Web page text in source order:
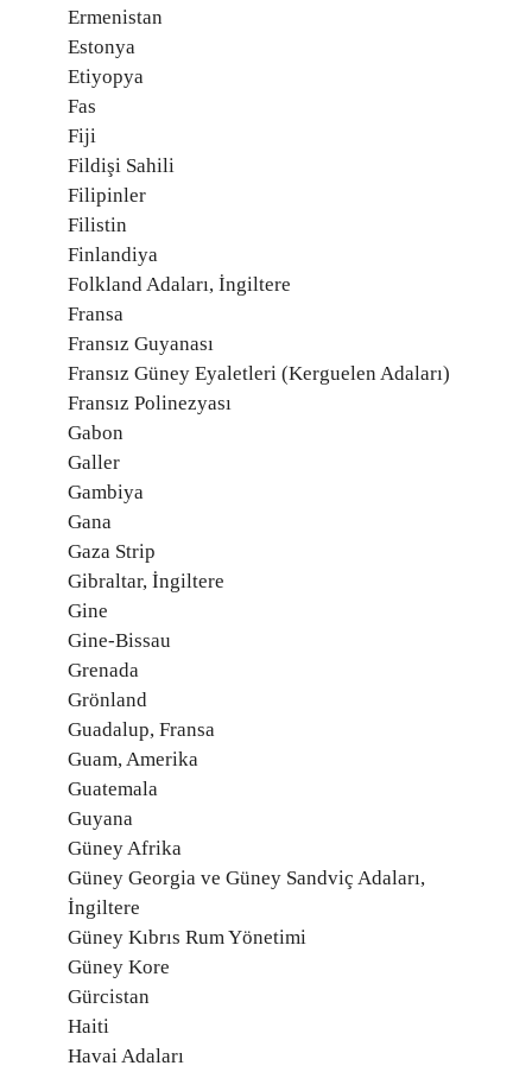
Ermenistan
Estonya
Etiyopya
Fas
Fiji
Fildişi Sahili
Filipinler
Filistin
Finlandiya
Folkland Adaları, İngiltere
Fransa
Fransız Guyanası
Fransız Güney Eyaletleri (Kerguelen Adaları)
Fransız Polinezyası
Gabon
Galler
Gambiya
Gana
Gaza Strip
Gibraltar, İngiltere
Gine
Gine-Bissau
Grenada
Grönland
Guadalup, Fransa
Guam, Amerika
Guatemala
Guyana
Güney Afrika
Güney Georgia ve Güney Sandviç Adaları,
İngiltere
Güney Kıbrıs Rum Yönetimi
Güney Kore
Gürcistan
Haiti
Havai Adaları